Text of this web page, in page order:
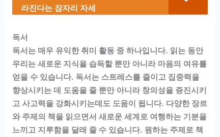
라진다는 잠자리 자세
독서
독서는 매우 유익한 취미 활동 중 하나입니다. 읽는 동안
우리는 새로운 지식을 습득할 뿐만 아니라 마음의 여유를
얻을 수 있습니다. 독서는 스트레스를 줄이고 집중력을
향상시키는 데 도움을 줄 뿐만 아니라 창의성을 증진시키
고 사고력을 강화시키는데도 도움이 됩니다. 다양한 장르
와 주제의 책을 읽으면서 새로운 세계로 여행하는 기분을
느끼고 지루함을 달래 줄 수 있습니다. 원하는 주제로 책